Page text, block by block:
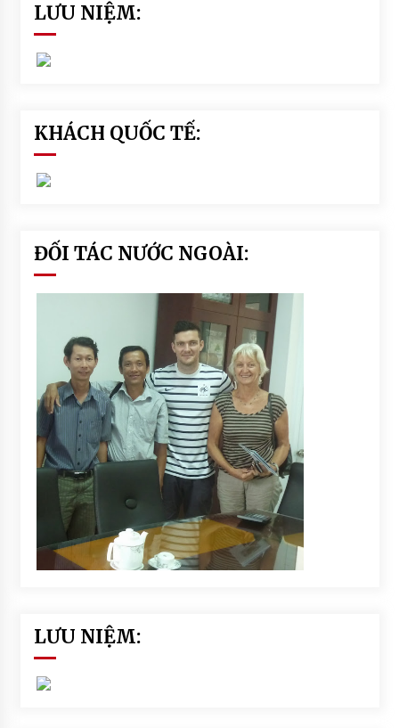
LƯU NIỆM:
KHÁCH QUỐC TẾ:
ĐỐI TÁC NƯỚC NGOÀI:
LƯU NIỆM: